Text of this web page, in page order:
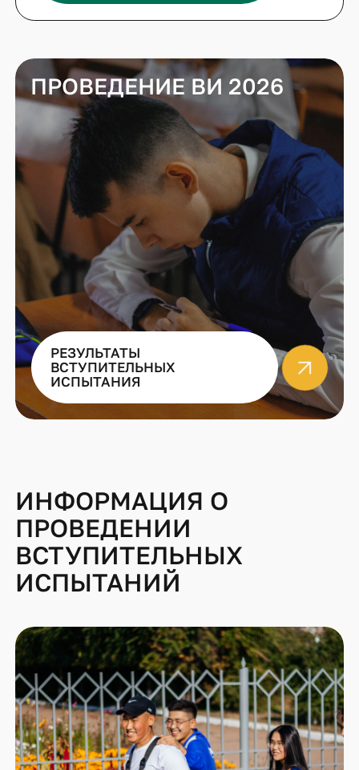
ПРОВЕДЕНИЕ ВИ 2026
РЕЗУЛЬТАТЫ
ВСТУПИТЕЛЬНЫХ
ИСПЫТАНИЯ
ИНФОРМАЦИЯ О
ПРОВЕДЕНИИ
ВСТУПИТЕЛЬНЫХ
ИСПЫТАНИЙ